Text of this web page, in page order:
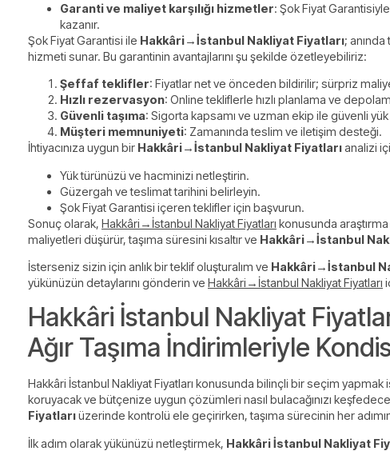
Garanti ve maliyet karşılığı hizmetler: Şok Fiyat Garantisiyle
kazanır.
Şok Fiyat Garantisi ile Hakkâri→İstanbul Nakliyat Fiyatları;
hizmeti sunar. Bu garantinin avantajlarını şu şekilde özetleyebiliriz:
Şeffaf teklifler: Fiyatlar net ve önceden bildirilir; sürpriz
Hızlı rezervasyon: Online tekliflerle hızlı planlama ve
Güvenli taşıma: Sigorta kapsamı ve uzman ekip ile güvenli yük
Müşteri memnuniyeti: Zamanında teslim ve iletişim desteği.
İhtiyacınıza uygun bir Hakkâri→İstanbul Nakliyat Fiyatlarıanalizi
Yük türünüzü ve hacminizi netleştirin.
Güzergah ve teslimat tarihini belirleyin.
Şok Fiyat Garantisi içeren teklifler için başvurun.
Sonuç olarak, Hakkâri→İstanbul Nakliyat Fiyatları konusunda
maliyetleri düşürür, taşıma süresini kısaltır ve Hakkâri→İstanbul
İsterseniz sizin için anlık bir teklif oluşturalım ve Hakkâri→İstanbul
yükünüzün detaylarını gönderin ve Hakkâri→İstanbul Nakliyat Fiyatları
Hakkâri İstanbul Nakliyat
Ağır Taşıma İndirimleriyle
Hakkâri İstanbul Nakliyat Fiyatları konusunda bilinçli bir seçim
koruyacak ve bütçenize uygun çözümleri nasıl bulacağınızı
Fiyatlarıüzerinde kontrolü ele geçirirken, taşıma sürecinin her
İlk adım olarak yükünüzü netleştirmek, Hakkâri İstanbul Nakliyat